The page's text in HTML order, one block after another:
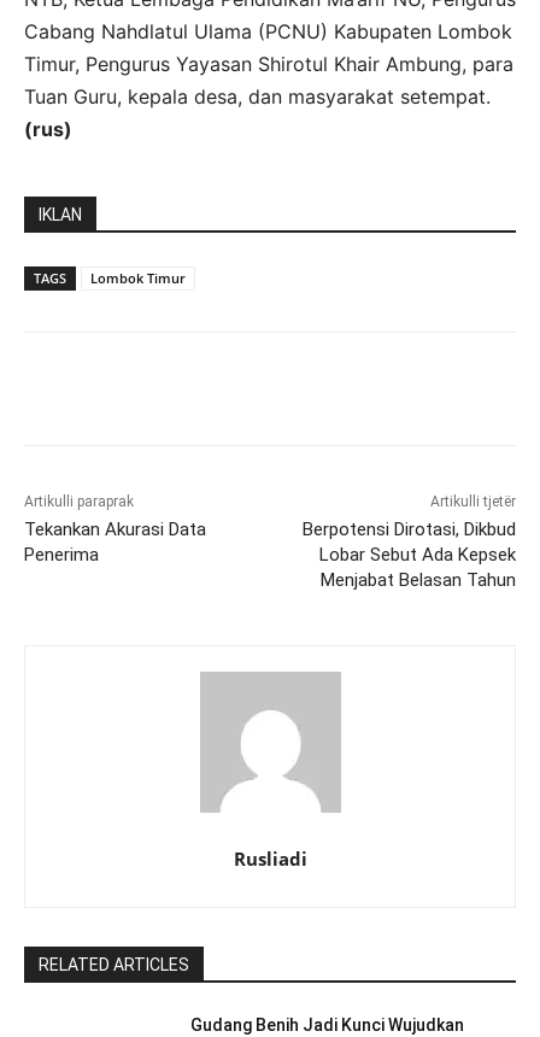
Cabang Nahdlatul Ulama (PCNU) Kabupaten Lombok
Timur, Pengurus Yayasan Shirotul Khair Ambung, para
Tuan Guru, kepala desa, dan masyarakat setempat.
(rus)
IKLAN
TAGS Lombok Timur
Artikulli paraprak
Tekankan Akurasi Data
Penerima
Artikulli tjetër
Berpotensi Dirotasi, Dikbud
Lobar Sebut Ada Kepsek
Menjabat Belasan Tahun
Rusliadi
RELATED ARTICLES
Gudang Benih Jadi Kunci Wujudkan